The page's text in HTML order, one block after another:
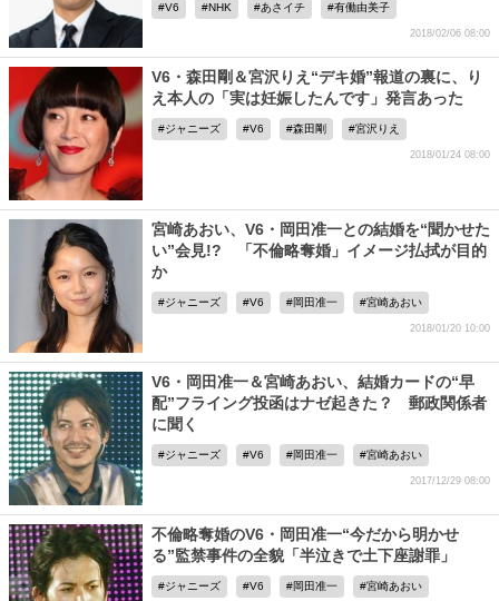
V6 NHK あさイチ 有働由美子
2018/02/06 08:00
V6・森田剛＆宮沢りえ“デキ婚”報道の裏に、り
え本人の「実は妊娠したんです」発言あった
ジャニーズ V6 森田剛 宮沢りえ
2018/01/24 08:00
宮崎あおい、V6・岡田准一との結婚を“聞かせた
い”会見!? 「不倫略奪婚」イメージ払拭が目的
か
ジャニーズ V6 岡田准一 宮崎あおい
2018/01/20 10:00
V6・岡田准一＆宮崎あおい、結婚カードの“早
配”フライング投函はナゼ起きた？ 郵政関係者
に聞く
ジャニーズ V6 岡田准一 宮崎あおい
2017/12/29 08:00
不倫略奪婚のV6・岡田准一“今だから明かせ
る”監禁事件の全貌「半泣きで土下座謝罪」
ジャニーズ V6 岡田准一 宮崎あおい